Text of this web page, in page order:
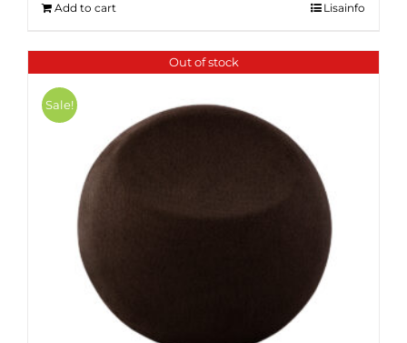
Add to cart Lisainfo
Out of stock
Sale!